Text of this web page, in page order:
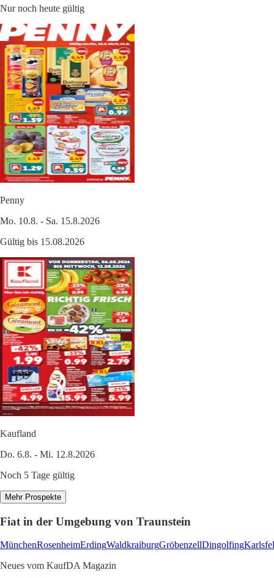
Nur noch heute gültig
Penny
Mo. 10.8. - Sa. 15.8.2026
Gültig bis 15.08.2026
Kaufland
Do. 6.8. - Mi. 12.8.2026
Noch 5 Tage gültig
Mehr Prospekte
Fiat in der Umgebung von Traunstein
MünchenRosenheimErdingWaldkraiburgGröbenzellDingolfing
Neues vom KaufDA Magazin